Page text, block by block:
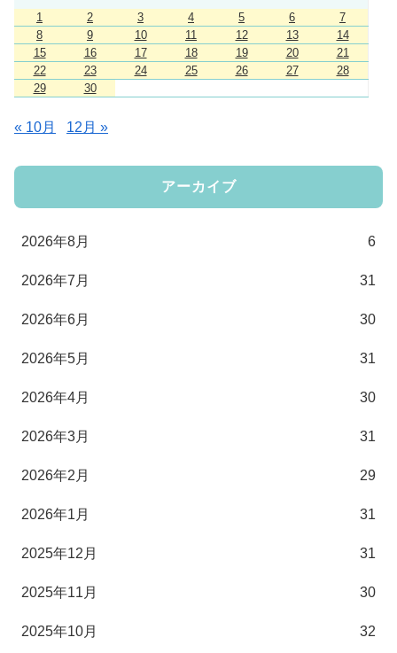
1 2 3 4 5 6
7
8
9 10 11 12 13
14
15
16 17 18 19 20
21
22
23 24 25 26 27
28
29
30
« 10月 12月 »
アーカイブ
2026年8月 6
2026年7月 31
2026年6月 30
2026年5月 31
2026年4月 30
2026年3月 31
2026年2月 29
2026年1月 31
2025年12月 31
2025年11月 30
2025年10月 32